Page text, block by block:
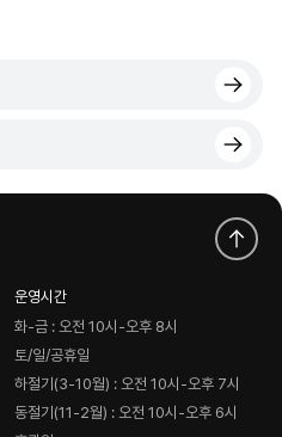
운영시간
화-금 : 오전 10시-오후 8시
토/일/공휴일
하절기(3-10월) : 오전 10시-오후 7시
동절기(11-2월) : 오전 10시-오후 6시